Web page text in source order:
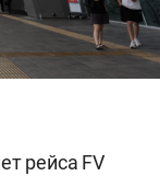
рейса FV